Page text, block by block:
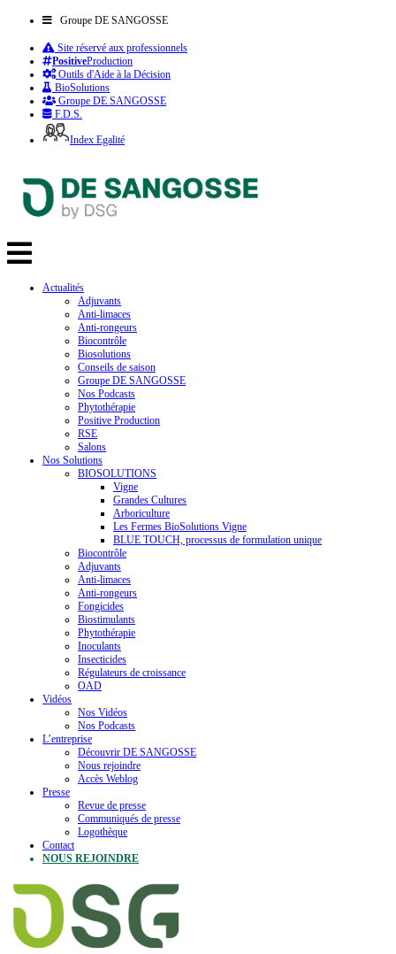
Groupe DE SANGOSSE
Site réservé aux professionnels
PositiveProduction
Outils d'Aide à la Décision
BioSolutions
Groupe DE SANGOSSE
F.D.S.
Index Egalité
Actualités
Adjuvants
Anti-limaces
Anti-rongeurs
Biocontrôle
Biosolutions
Conseils de saison
Groupe DE SANGOSSE
Nos Podcasts
Phytothérapie
Positive Production
RSE
Salons
Nos Solutions
BIOSOLUTIONS
Vigne
Grandes Cultures
Arboriculture
Les Fermes BioSolutions Vigne
BLUE TOUCH, processus de formulation unique
Biocontrôle
Adjuvants
Anti-limaces
Anti-rongeurs
Fongicides
Biostimulants
Phytothérapie
Inoculants
Insecticides
Régulateurs de croissance
OAD
Vidéos
Nos Vidéos
Nos Podcasts
L’entreprise
Découvrir DE SANGOSSE
Nous rejoindre
Accès Weblog
Presse
Revue de presse
Communiqués de presse
Logothèque
Contact
NOUS REJOINDRE